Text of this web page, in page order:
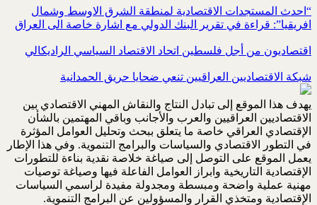
“احدث المستجدات الاقتصادية لمنطقة الشرق الاوسط وشمال
افريقيا”: قراءة في تقرير البنك الدولي مع اشارة خاصة الى العراق
اقتصاديون من أجل فلسطين اتحاد الاقتصاد السياسي الراديكالي
شبكة الاقتصاديين العراقيين تنعي ضحايا حريق الحمدانية
يهدف هذا الموقع إلى تبادل النتاج والنقاش المهني الاقتصادي بين
الاقتصاديين العراقيين والعرب والأجانب وباقي المهتمين بالشأن
الإقتصادي العراقي خاصة ما يتعلق ببحث وتحليل العوامل المؤثرة
في التطور الاقتصادي والسياسات والبرامج التنموية. وفي هذا الإطار
يعمل الموقع على التوصل إلى صياغة خلاصة نقدية بناءة للتطورات
الإقتصادية التاريخية وابراز العوامل الفاعلة فيها وصياغة توصيات
مهنية عملية واضحة ومبسطة ومجدولة مفيدة لراسمي السياسات
الإقتصادية ومتخذي القرار والمسؤولين عن البرامج التنموية.